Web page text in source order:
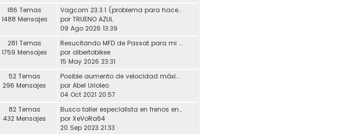
186 Temas
1488 Mensajes
Vagcom 23.3.1 (problema para hacerlo funcionar)
por TRUENO AZUL
09 Ago 2026 13:39
281 Temas
1759 Mensajes
Resucitando MFD de Passat para mi Toledo + Petición ayuda idioma (CD DX)
por albertobikee
15 May 2026 23:31
52 Temas
296 Mensajes
Posible aumento de velocidad máxima en autovías
por Abel Urioleo
04 Oct 2021 20:57
82 Temas
432 Mensajes
Busco taller especialista en frenos en Madrid
por XeVoRa64
20 Sep 2023 21:33